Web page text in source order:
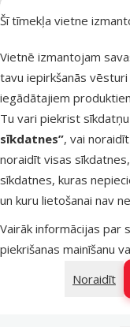
Šī tīmekļa vietne
Vietnē izmantojam
tavu iepirkšanās
iegādātajiem
Tu vari piekrist
sīkdatnes”, vai
noraidīt visas
sīkdatnes, kuras
un kuru lietošanai nav
Vairāk informācijas par
piekrišanas mainīšanu
Noraidīt
Noliktavā
iesaka